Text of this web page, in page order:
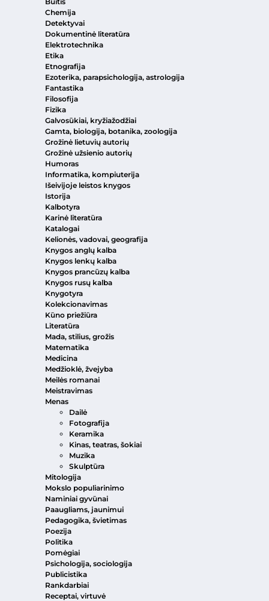
Chemija
Detektyvai
Dokumentinė literatūra
Elektrotechnika
Etika
Etnografija
Ezoterika, parapsichologija, astrologija
Fantastika
Filosofija
Fizika
Galvosūkiai, kryžiažodžiai
Gamta, biologija, botanika, zoologija
Grožinė lietuvių autorių
Grožinė užsienio autorių
Humoras
Informatika, kompiuterija
Išeivijoje leistos knygos
Istorija
Kalbotyra
Karinė literatūra
Katalogai
Kelionės, vadovai, geografija
Knygos anglų kalba
Knygos lenkų kalba
Knygos prancūzų kalba
Knygos rusų kalba
Knygotyra
Kolekcionavimas
Kūno priežiūra
Literatūra
Mada, stilius, grožis
Matematika
Medicina
Medžioklė, žvejyba
Meilės romanai
Meistravimas
Menas
Dailė
Fotografija
Keramika
Kinas, teatras, šokiai
Muzika
Skulptūra
Mitologija
Mokslo populiarinimo
Naminiai gyvūnai
Paaugliams, jaunimui
Pedagogika, švietimas
Poezija
Politika
Pomėgiai
Psichologija, sociologija
Publicistika
Rankdarbiai
Receptai, virtuvė